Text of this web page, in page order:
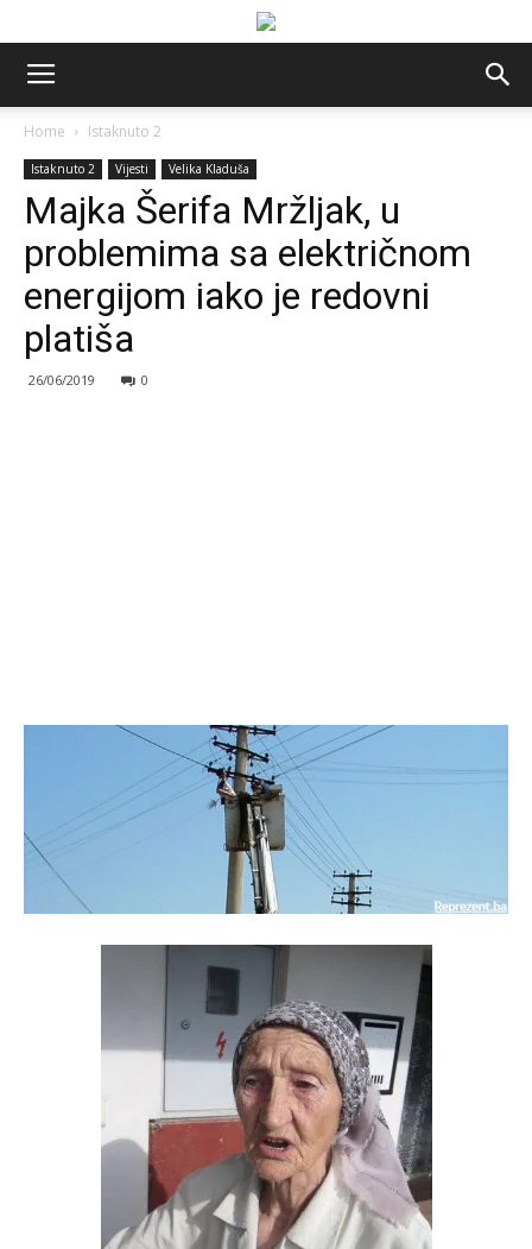
Home Istaknuto 2
Istaknuto 2 Vijesti Velika Kladuša
Majka Šerifa Mržljak, u
problemima sa električnom
energijom iako je redovni
platiša
26/06/2019 0